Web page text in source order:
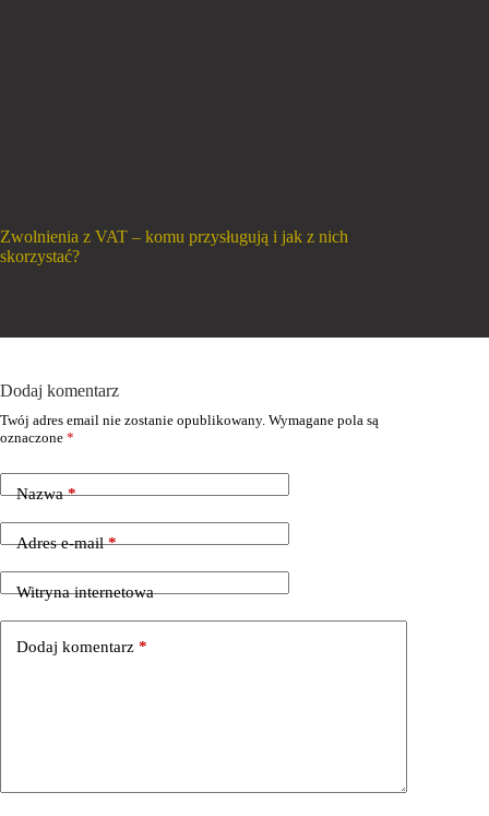
Zwolnienia z VAT – komu przysługują i jak z nich
skorzystać?
Dodaj komentarz
Twój adres email nie zostanie opublikowany. Wymagane pola są
oznaczone *
Nazwa*
Adres e-mail*
Witryna internetowa
Dodaj komentarz *